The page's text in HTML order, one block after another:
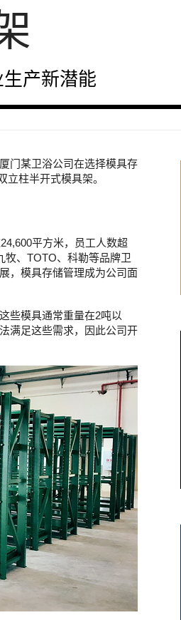
产新潜能
门某卫浴公司在选择模具存
柱半开式模具架。
平方米，员工人数超
牧、TOTO、科勒等品牌卫
，模具存储管理成为公司面
些模具通常重量在2吨以
满足这些需求，因此公司开